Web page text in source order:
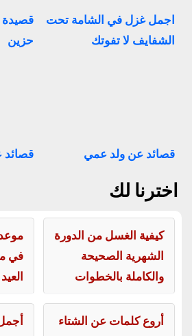
اجمل غزل في الشامة تحت
الشفايف لا تفوتك
حزين
قصائد عن ولد عمي قصائد
اخترنا لك
كيفية الغسل من الدورة
الشهرية الصحيحة
والكاملة بالخطوات
في
أروع كلمات عن الشتاء